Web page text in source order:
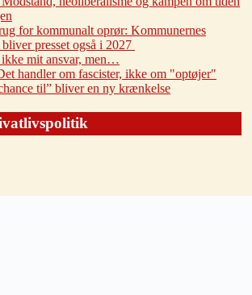
for kommunalt oprør: Kommunernes
presset også i 2027
mit ansvar, men…
handler om fascister, ikke om "optøjer"
til” bliver en ny krænkelse